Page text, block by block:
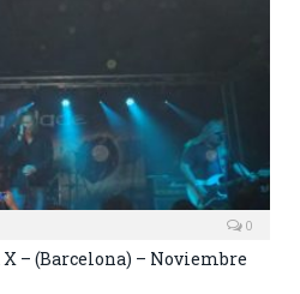
0
X – (Barcelona) – Noviembre